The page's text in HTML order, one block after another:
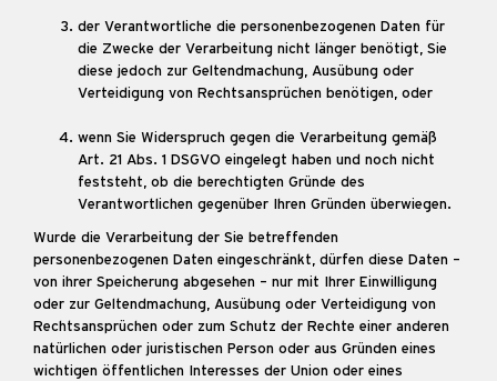
der Verantwortliche die personenbezogenen Daten für
die Zwecke der Verarbeitung nicht länger benötigt, Sie
diese jedoch zur Geltendmachung, Ausübung oder
Verteidigung von Rechtsansprüchen benötigen, oder
wenn Sie Widerspruch gegen die Verarbeitung gemäß
Art. 21 Abs. 1 DSGVO eingelegt haben und noch nicht
feststeht, ob die berechtigten Gründe des
Verantwortlichen gegenüber Ihren Gründen überwiegen.
Wurde die Verarbeitung der Sie betreffenden
personenbezogenen Daten eingeschränkt, dürfen diese Daten –
von ihrer Speicherung abgesehen – nur mit Ihrer Einwilligung
oder zur Geltendmachung, Ausübung oder Verteidigung von
Rechtsansprüchen oder zum Schutz der Rechte einer anderen
natürlichen oder juristischen Person oder aus Gründen eines
wichtigen öffentlichen Interesses der Union oder eines